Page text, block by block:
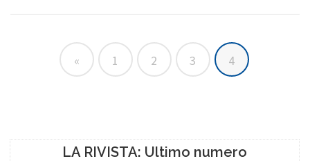
« 1 2 3 4
LA RIVISTA: Ultimo numero